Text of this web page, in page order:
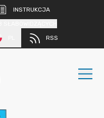
INSTRUKCJA
RSS